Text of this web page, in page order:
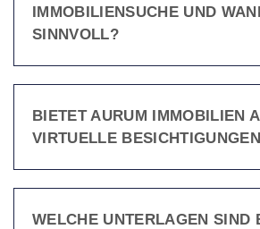
IMMOBILIENSUCHE UND
SINNVOLL?
BIETET AURUM IMMOBILIEN
VIRTUELLE
WELCHE UNTERLAGEN SIND